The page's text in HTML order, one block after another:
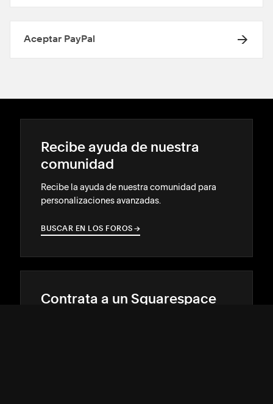
Aceptar PayPal
Recibe ayuda de nuestra
comunidad
Recibe la ayuda de nuestra comunidad para
personalizaciones avanzadas.
BUSCAR EN LOS FOROS →
→
Contrata a un Squarespace